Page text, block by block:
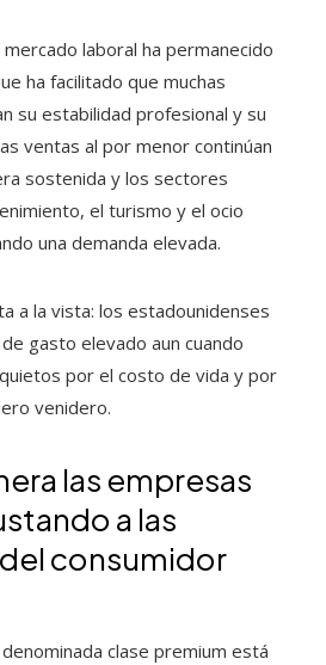
laboral ha permanecido
ha facilitado que muchas
su estabilidad profesional y su
ventas al por menor continúan
sostenida y los sectores
el turismo y el ocio
una demanda elevada.
a la vista: los estadounidenses
gasto elevado aun cuando
por el costo de vida y por
venidero.
las empresas
a las
consumidor
clase premium está